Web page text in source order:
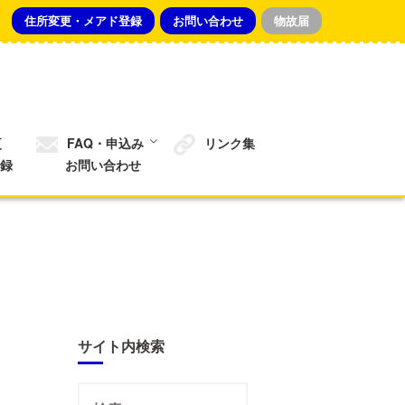
住所変更・メアド登録 お問い合わせ 物故届
FAQ・申込み
お問い合わせ
リンク集
サイト内検索